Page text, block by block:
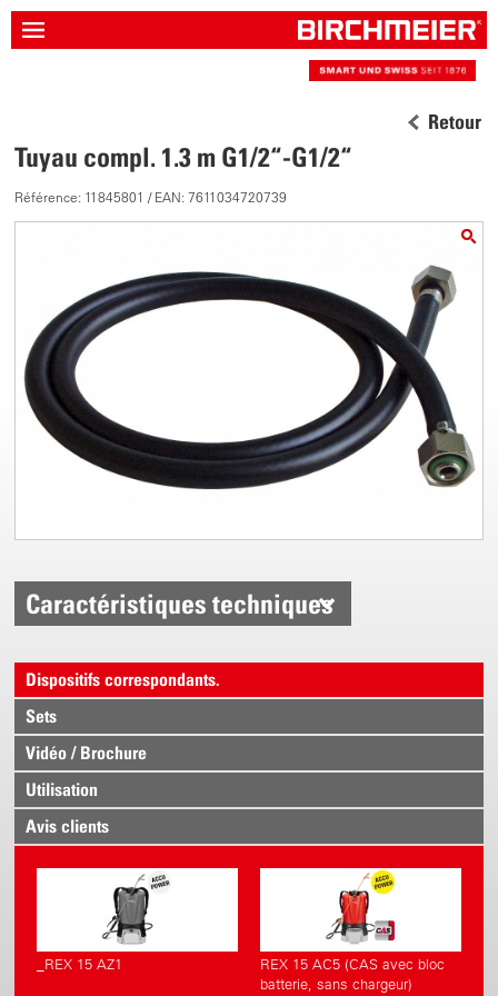
Retour
Tuyau compl. 1.3 m G1/2“-G1/2“
Référence: 11845801 / EAN: 7611034720739
Caractéristiques techniques
Dispositifs correspondants.
Sets
Vidéo / Brochure
Utilisation
Avis clients
_REX 15 AZ1
REX 15 AC5 (CAS avec bloc
batterie, sans chargeur)